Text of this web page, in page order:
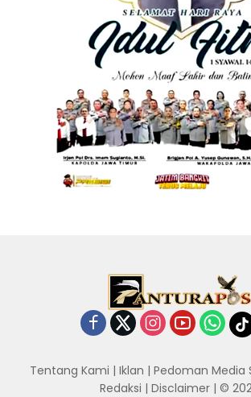
Tentang Kami | Iklan | Pedoman Media
Redaksi | Disclaimer | ©